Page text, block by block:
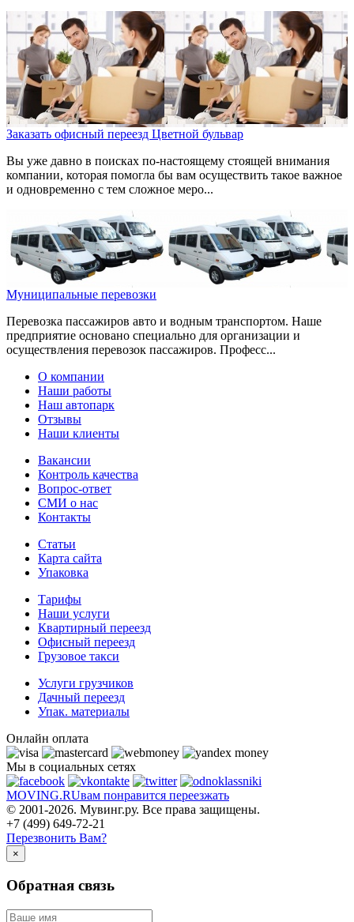
Заказать офисный переезд Цветной бульвар
Вы уже давно в поисках по-настоящему стоящей внимания
компании, которая помогла бы вам осуществить такое важное
и одновременно с тем сложное меро...
Муниципальные перевозки
Перевозка пассажиров авто и водным транспортом. Наше
предприятие основано специально для организации и
осуществления перевозок пассажиров. Професс...
О компании
Наши работы
Наш автопарк
Отзывы
Наши клиенты
Вакансии
Контроль качества
Вопрос-ответ
СМИ о нас
Контакты
Статьи
Карта сайта
Упаковка
Тарифы
Наши услуги
Квартирный переезд
Офисный переезд
Грузовое такси
Услуги грузчиков
Дачный переезд
Упак. материалы
Онлайн оплата
Мы в социальных сетях
MOVING.RUвам понравится переезжать
© 2001-2026. Мувинг.ру. Все права защищены.
+7 (499) 649-72-21
Перезвонить Вам?
×
Обратная связь